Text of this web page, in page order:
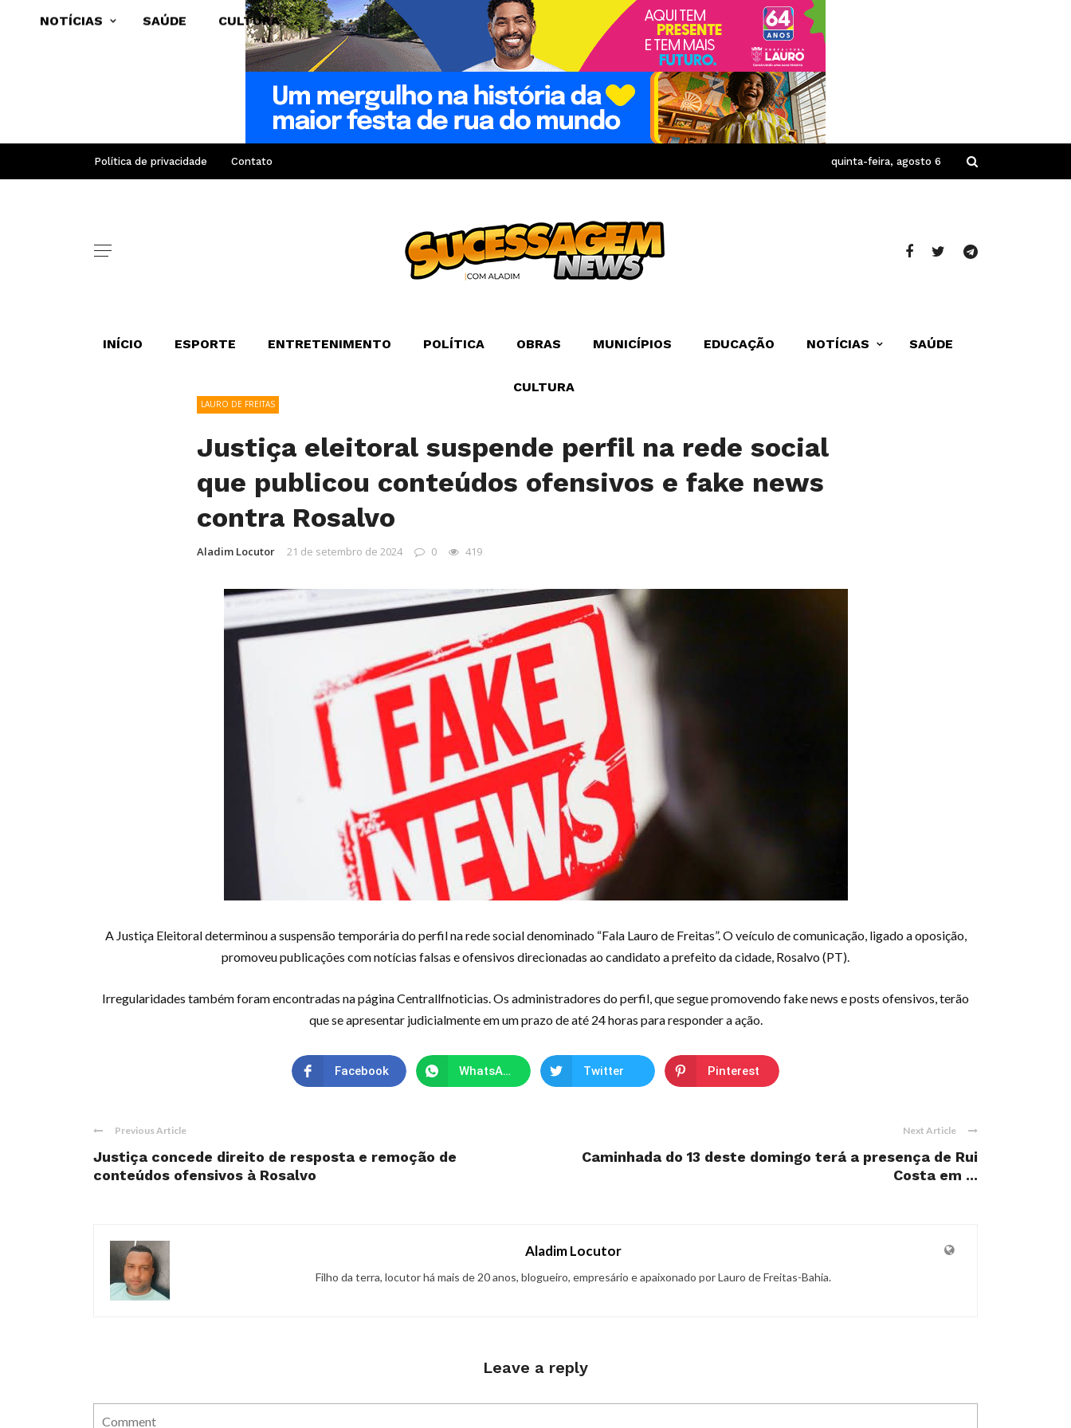
Política de privacidade Contato quinta-feira, agosto 6
INÍCIO ESPORTE ENTRETENIMENTO POLÍTICA OBRAS MUNICÍPIOS EDUCAÇÃO NOTÍCIAS SAÚDE
CULTURA
NOTÍCIAS SAÚDE CULTURA
LAURO DE FREITAS
Justiça eleitoral suspende perfil na rede social
que publicou conteúdos ofensivos e fake news
contra Rosalvo
Aladim Locutor 21 de setembro de 2024 0 419
A Justiça Eleitoral determinou a suspensão temporária do perfil na rede social denominado “Fala Lauro de Freitas”. O veículo de comunicação, ligado a oposição,
promoveu publicações com notícias falsas e ofensivos direcionadas ao candidato a prefeito da cidade, Rosalvo (PT).
Irregularidades também foram encontradas na página Centrallfnoticias. Os administradores do perfil, que segue promovendo fake news e posts ofensivos, terão
que se apresentar judicialmente em um prazo de até 24 horas para responder a ação.
Facebook WhatsApp Twitter Pinterest
Previous Article
Justiça concede direito de resposta e remoção de
conteúdos ofensivos à Rosalvo
Next Article
Caminhada do 13 deste domingo terá a presença de Rui
Costa em ...
Aladim Locutor
Filho da terra, locutor há mais de 20 anos, blogueiro, empresário e apaixonado por Lauro de Freitas-Bahia.
Leave a reply